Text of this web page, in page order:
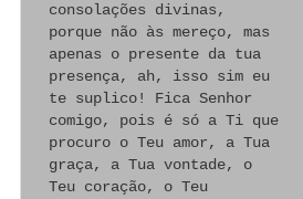
consolações divinas,
porque não às mereço, mas
apenas o presente da tua
presença, ah, isso sim eu
te suplico! Fica Senhor
comigo, pois é só a Ti que
procuro o Teu amor, a Tua
graça, a Tua vontade, o
Teu coração, o Teu